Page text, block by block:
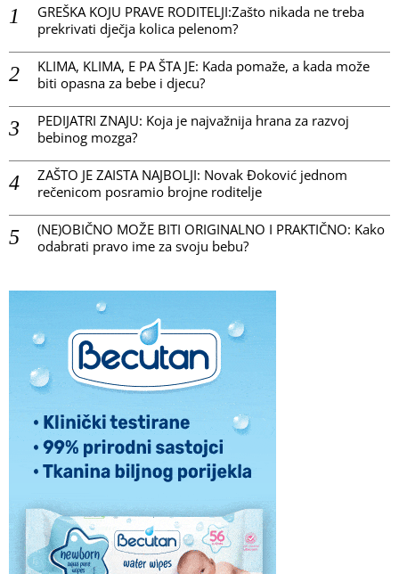
GREŠKA KOJU PRAVE RODITELJI:Zašto nikada ne treba
prekrivati dječja kolica pelenom?
KLIMA, KLIMA, E PA ŠTA JE: Kada pomaže, a kada može
biti opasna za bebe i djecu?
PEDIJATRI ZNAJU: Koja je najvažnija hrana za razvoj
bebinog mozga?
ZAŠTO JE ZAISTA NAJBOLJI: Novak Đoković jednom
rečenicom posramio brojne roditelje
(NE)OBIČNO MOŽE BITI ORIGINALNO I PRAKTIČNO: Kako
odabrati pravo ime za svoju bebu?